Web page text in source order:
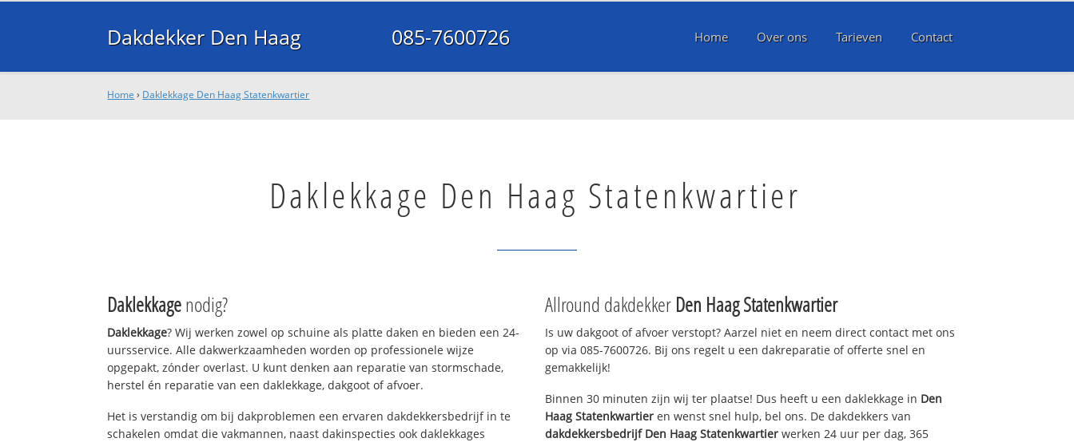
Dakdekker Den Haag 085-7600726 Home Over ons Tarieven Contact
Home › Daklekkage Den Haag Statenkwartier
Daklekkage Den Haag Statenkwartier
Daklekkagenodig?
Daklekkage? Wij werken zowel op schuine als platte daken en bieden een 24-
uursservice. Alle dakwerkzaamheden worden op professionele wijze
opgepakt, zónder overlast. U kunt denken aan reparatie van stormschade,
herstel én reparatie van een daklekkage, dakgoot of afvoer.
Het is verstandig om bij dakproblemen een ervaren dakdekkersbedrijf in te
schakelen omdat die vakmannen, naast dakinspecties ook daklekkages
Allround dakdekker Den Haag Statenkwartier
Is uw dakgoot of afvoer verstopt? Aarzel niet en neem direct contact met ons
op via 085-7600726. Bij ons regelt u een dakreparatie of offerte snel en
gemakkelijk!
Binnen 30 minuten zijn wij ter plaatse! Dus heeft u een daklekkage in Den
Haag Statenkwartier en wenst snel hulp, bel ons. De dakdekkers van
dakdekkersbedrijf Den Haag Statenkwartier werken 24 uur per dag, 365